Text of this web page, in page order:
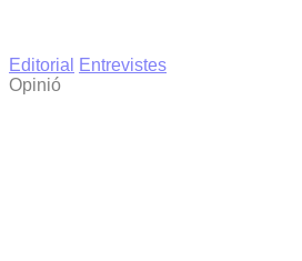
Editorial
Entrevistes
Opinió